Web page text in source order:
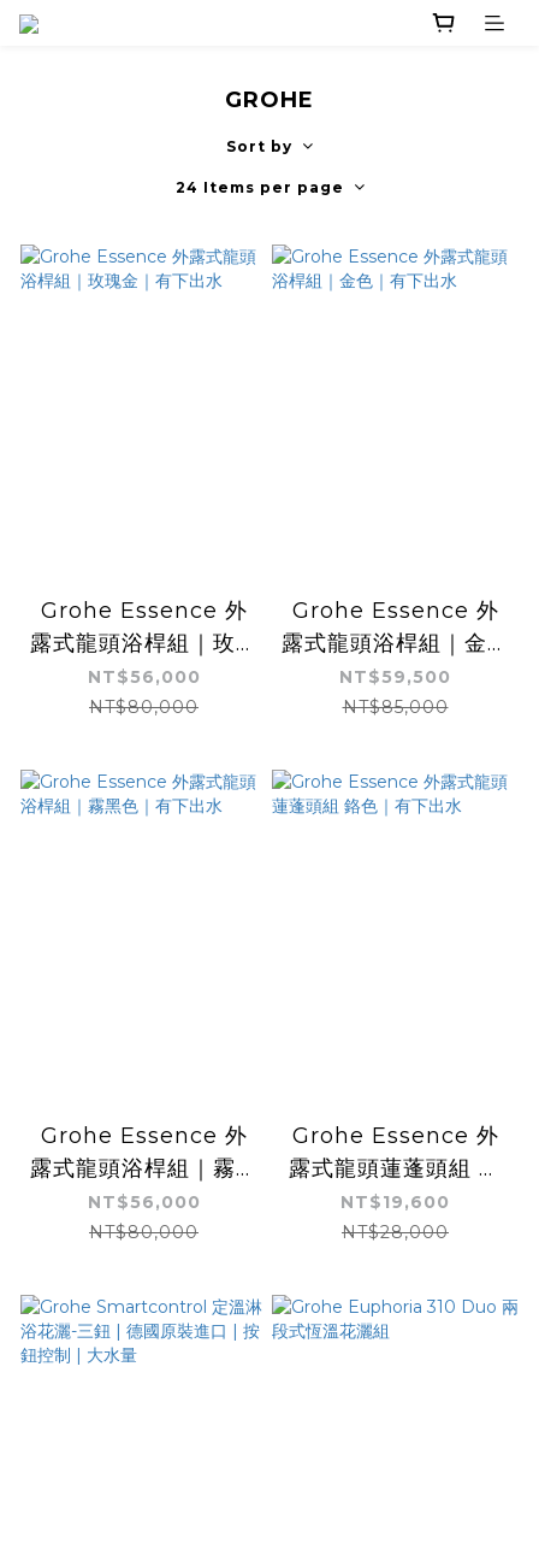
GROHE
Sort by
24 Items per page
Grohe Essence 外
露式龍頭浴桿組｜玫瑰
金｜有下出水
NT$56,000
NT$80,000
Grohe Essence 外
露式龍頭浴桿組｜金色
｜有下出水
NT$59,500
NT$85,000
Grohe Essence 外
露式龍頭浴桿組｜霧黑
色｜有下出水
NT$56,000
NT$80,000
Grohe Essence 外
露式龍頭蓮蓬頭組 鉻
色｜有下出水
NT$19,600
NT$28,000